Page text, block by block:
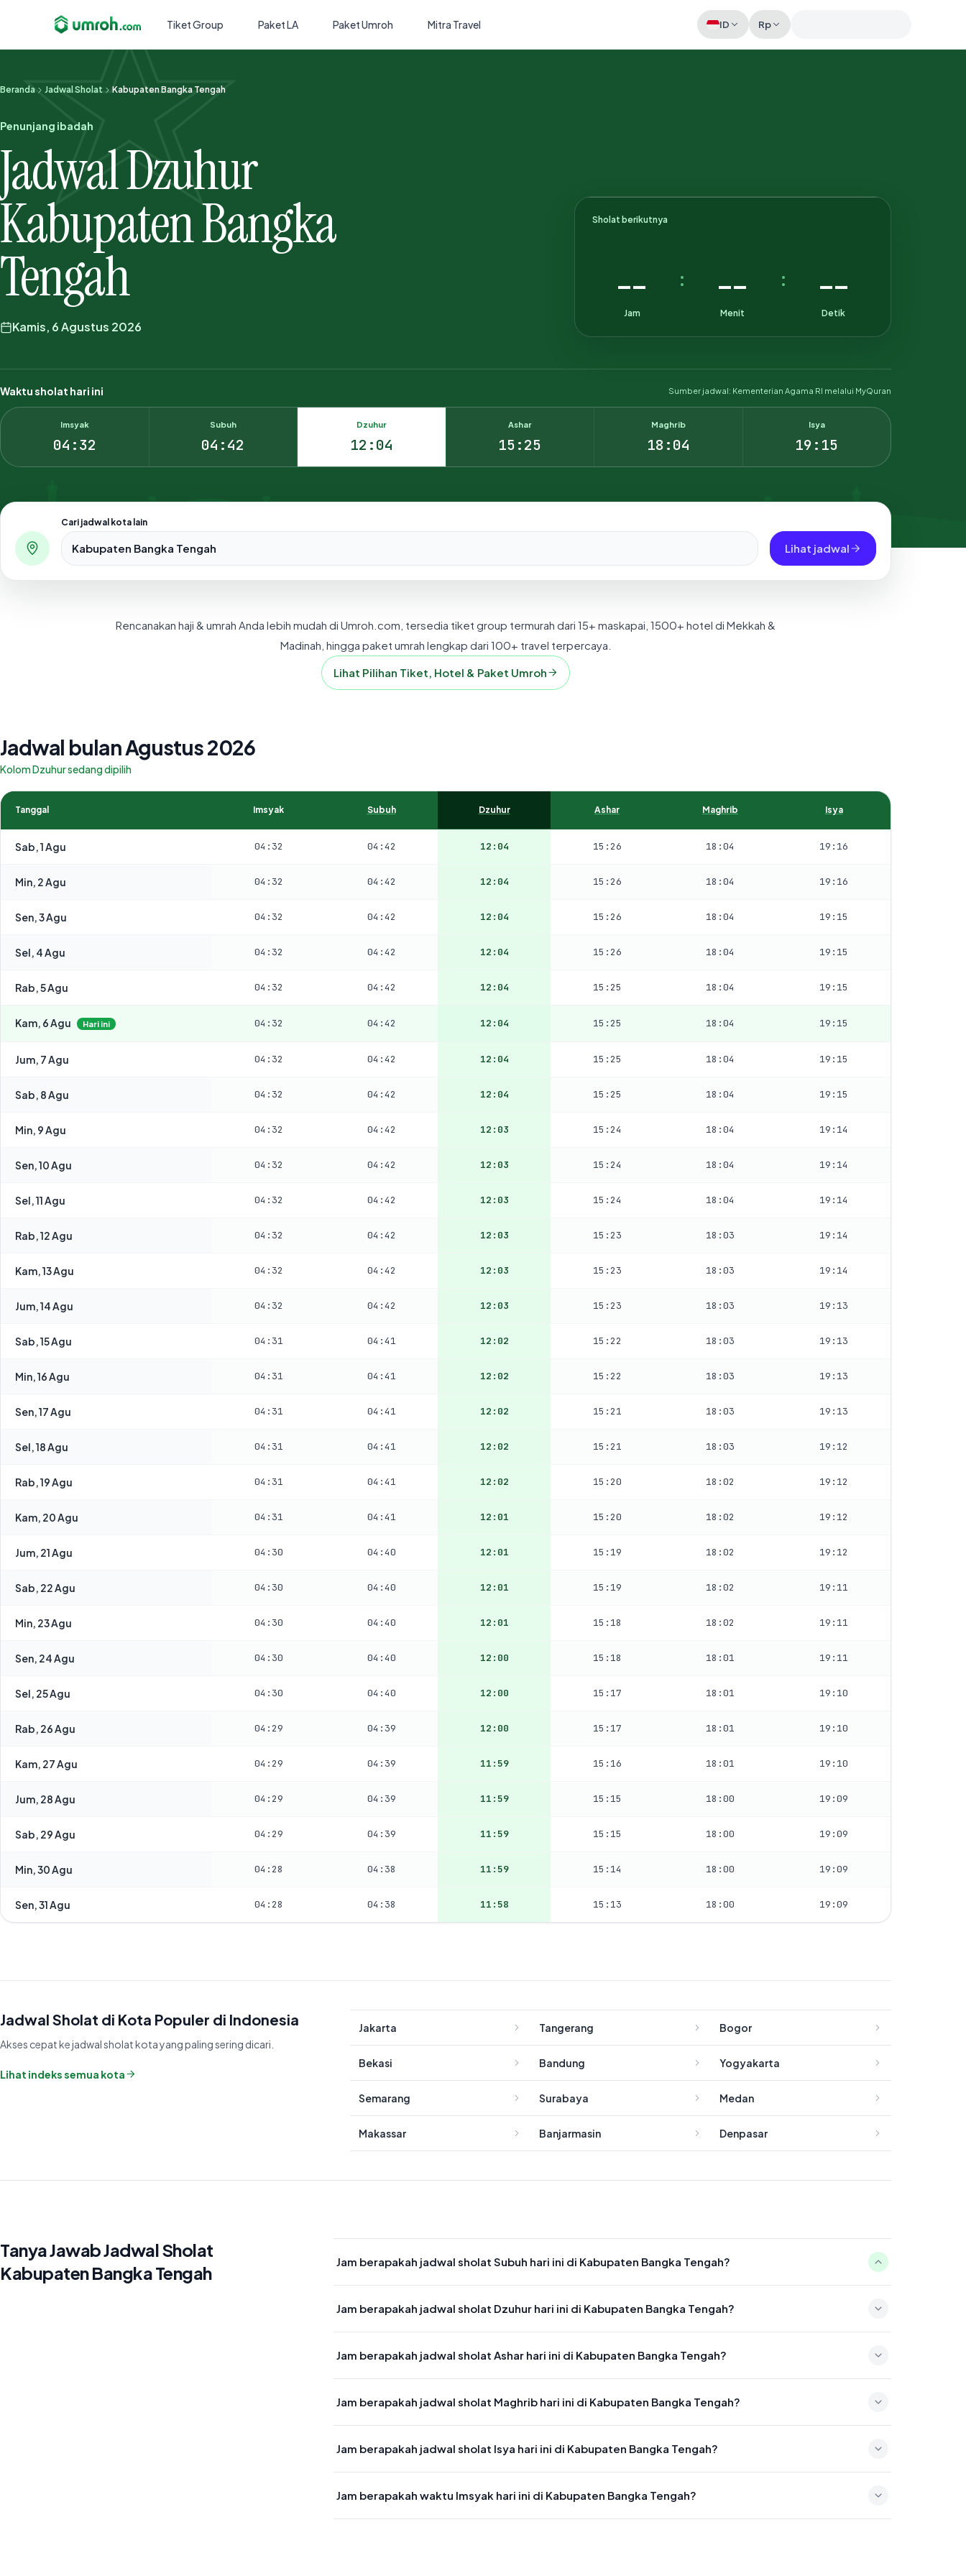
Tiket Group Paket LA Paket Umroh Mitra Travel ID Rp
Memeriksa sesi akun
Beranda Jadwal Sholat Kabupaten Bangka Tengah
Penunjang ibadah
Jadwal Dzuhur
Kabupaten Bangka
Tengah
Kamis, 6 Agustus 2026
Sholat berikutnya
--
Jam
: --
Menit
: --
Detik
Waktu sholat hari ini Sumber jadwal: Kementerian Agama RI melalui MyQuran
Imsyak
04:32
Subuh
04:42
Dzuhur
12:04
Ashar
15:25
Maghrib
18:04
Isya
19:15
Cari jadwal kota lain
Pilih salah satu dari 500+ kota dan kabupaten di Indonesia.
Lihat jadwal
Rencanakan haji & umrah Anda lebih mudah di Umroh.com, tersedia tiket group termurah dari 15+ maskapai, 1500+ hotel di Mekkah &
Madinah, hingga paket umrah lengkap dari 100+ travel terpercaya.
Lihat Pilihan Tiket, Hotel & Paket Umroh
Jadwal bulan Agustus 2026
Kolom Dzuhur sedang dipilih
Tanggal Imsyak Subuh Dzuhur Ashar Maghrib Isya
Sab, 1 Agu 04:32 04:42 12:04 15:26 18:04 19:16
Min, 2 Agu 04:32 04:42 12:04 15:26 18:04 19:16
Sen, 3 Agu 04:32 04:42 12:04 15:26 18:04 19:15
Sel, 4 Agu 04:32 04:42 12:04 15:26 18:04 19:15
Rab, 5 Agu 04:32 04:42 12:04 15:25 18:04 19:15
Kam, 6 Agu Hari ini 04:32 04:42 12:04 15:25 18:04 19:15
Jum, 7 Agu 04:32 04:42 12:04 15:25 18:04 19:15
Sab, 8 Agu 04:32 04:42 12:04 15:25 18:04 19:15
Min, 9 Agu 04:32 04:42 12:03 15:24 18:04 19:14
Sen, 10 Agu 04:32 04:42 12:03 15:24 18:04 19:14
Sel, 11 Agu 04:32 04:42 12:03 15:24 18:04 19:14
Rab, 12 Agu 04:32 04:42 12:03 15:23 18:03 19:14
Kam, 13 Agu 04:32 04:42 12:03 15:23 18:03 19:14
Jum, 14 Agu 04:32 04:42 12:03 15:23 18:03 19:13
Sab, 15 Agu 04:31 04:41 12:02 15:22 18:03 19:13
Min, 16 Agu 04:31 04:41 12:02 15:22 18:03 19:13
Sen, 17 Agu 04:31 04:41 12:02 15:21 18:03 19:13
Sel, 18 Agu 04:31 04:41 12:02 15:21 18:03 19:12
Rab, 19 Agu 04:31 04:41 12:02 15:20 18:02 19:12
Kam, 20 Agu 04:31 04:41 12:01 15:20 18:02 19:12
Jum, 21 Agu 04:30 04:40 12:01 15:19 18:02 19:12
Sab, 22 Agu 04:30 04:40 12:01 15:19 18:02 19:11
Min, 23 Agu 04:30 04:40 12:01 15:18 18:02 19:11
Sen, 24 Agu 04:30 04:40 12:00 15:18 18:01 19:11
Sel, 25 Agu 04:30 04:40 12:00 15:17 18:01 19:10
Rab, 26 Agu 04:29 04:39 12:00 15:17 18:01 19:10
Kam, 27 Agu 04:29 04:39 11:59 15:16 18:01 19:10
Jum, 28 Agu 04:29 04:39 11:59 15:15 18:00 19:09
Sab, 29 Agu 04:29 04:39 11:59 15:15 18:00 19:09
Min, 30 Agu 04:28 04:38 11:59 15:14 18:00 19:09
Sen, 31 Agu 04:28 04:38 11:58 15:13 18:00 19:09
Jadwal Sholat di Kota Populer di Indonesia
Akses cepat ke jadwal sholat kota yang paling sering dicari.
Lihat indeks semua kota
Jakarta Tangerang Bogor
Bekasi Bandung Yogyakarta
Semarang Surabaya Medan
Makassar Banjarmasin Denpasar
Tanya Jawab Jadwal Sholat
Kabupaten Bangka Tengah
Jam berapakah jadwal sholat Subuh hari ini di Kabupaten Bangka Tengah?
Jam berapakah jadwal sholat Dzuhur hari ini di Kabupaten Bangka Tengah?
Jam berapakah jadwal sholat Ashar hari ini di Kabupaten Bangka Tengah?
Jam berapakah jadwal sholat Maghrib hari ini di Kabupaten Bangka Tengah?
Jam berapakah jadwal sholat Isya hari ini di Kabupaten Bangka Tengah?
Jam berapakah waktu Imsyak hari ini di Kabupaten Bangka Tengah?